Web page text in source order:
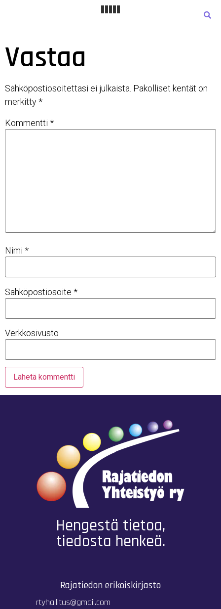
Vastaa
Sähköpostiosoitettasi ei julkaista. Pakolliset kentät on
merkitty*
Kommentti *
Nimi *
Sähköpostiosoite *
Verkkosivusto
Hengestä tietoa,
tiedosta henkeä.
Rajatiedon erikoiskirjasto
rtyhallitus@gmail.com